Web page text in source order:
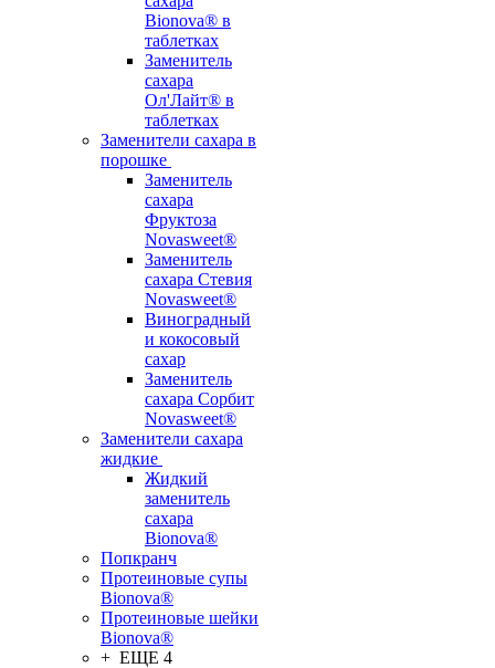
Bionova® в
таблетках
Заменитель
сахара
Ол'Лайт® в
таблетках
Заменители сахара в
порошке
Заменитель
сахара
Фруктоза
Novasweet®
Заменитель
сахара Стевия
Novasweet®
Виноградный
и кокосовый
сахар
Заменитель
сахара Сорбит
Novasweet®
Заменители сахара
жидкие
Жидкий
заменитель
сахара
Bionova®
Попкранч
Протеиновые супы
Bionova®
Протеиновые шейки
Bionova®
+ ЕЩЕ 4